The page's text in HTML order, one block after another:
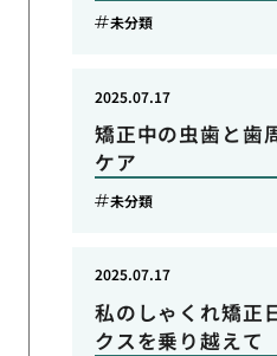
未分類
矯正中の虫歯と歯
ケア
2025.07.17
未分類
私のしゃくれ矯正
クスを乗り越えて
2025.07.17